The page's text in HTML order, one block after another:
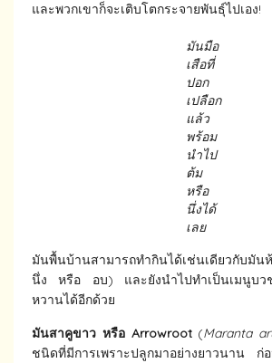
และพวกเขาก็จะเติบโตกระจายพันธุ์ไปเอง!
มันมือ
เสือที่
ปอก
เปลือก
แล้ว
พร้อม
นำไป
ต้ม
หรือ
นึ่งได้
เลย
มันพื้นบ้านสามารถทำกินได้เช่นเดียวกับมั
นึ่ง หรือ อบ) และยังนำไปทำเป็นเมนูบว
หวานได้อีกด้วย
มันสาคูขาว หรือ Arrowroot(Maranta
ชนิดที่มีการเพราะปลูกมาอย่างยาวนาน ก่